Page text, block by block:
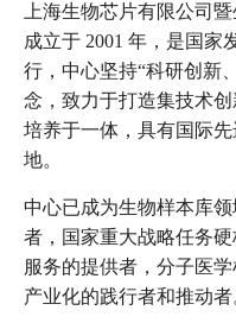
上海生物芯片有限公司
成立于 2001 年，是国家
行，中心坚持“科研创新
念，致力于打造集技术
培养于一体，具有国际
地。
中心已成为生物样本库
者，国家重大战略任务
服务的提供者，分子医
产业化的践行者和推动者